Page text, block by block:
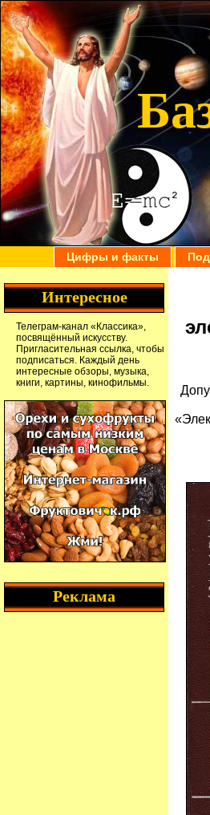
Цифры и факты
Интересное
Телеграм-канал «Классика»,
посвящённый искусству.
Пригласительная ссылка, чтобы
подписаться. Каждый день
интересные обзоры, музыка,
книги, картины, кинофильмы.
Реклама